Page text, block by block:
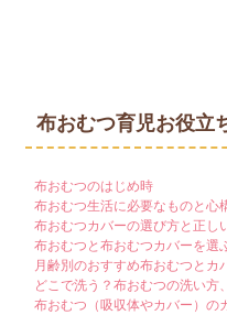
布おむつ育児お役立
布おむつのはじめ時
布おむつ生活に必要なものと心
布おむつカバーの選び方と正し
布おむつと布おむつカバーを選
月齢別のおすすめ布おむつとカ
どこで洗う？布おむつの洗い方
布おむつ（吸収体やカバー）の